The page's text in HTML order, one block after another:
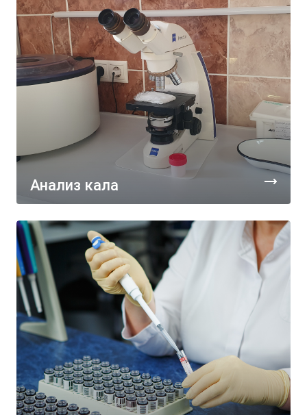
Анализ кала